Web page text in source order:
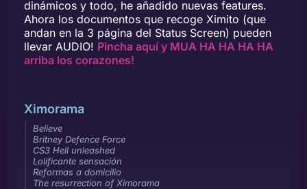
dinámicos y todo, he añadido nuevas features.
Ahora los documentos que recoge Ximito (que
andan en la 3 página del Status Screen) pueden
llevar AUDIO! Pincha aquí y MUA HA HA HA HA
arriba los corazones!
Ximorama
Believe
Britney Defence Force
CS3 Hell unleashed
Lolificante sensación
Reformas a domicilio
The resurrection of Ximorama